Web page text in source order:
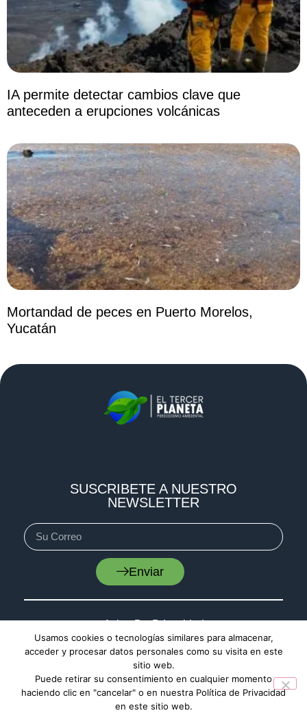
IA permite detectar cambios clave que
anteceden a erupciones volcánicas
Mortandad de peces en Puerto Morelos,
Yucatán
SUSCRIBETE A NUESTRO
NEWSLETTER
Enviar
Aviso De Privacidad
Cookies
Mapa De Sitio
Usamos cookies o tecnologías similares para almacenar,
acceder y procesar datos personales como su visita en este
sitio web.
Puede retirar su consentimiento en cualquier momento
haciendo clic en "cancelar" o en nuestra Política de Privacidad
en este sitio web.